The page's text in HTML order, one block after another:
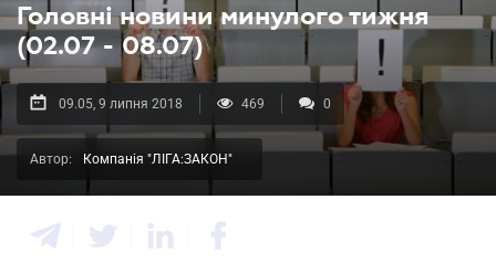
Головні новини минулого тижня
(02.07 - 08.07)
09.05, 9 липня 2018 469 0
Автор: Компанія "ЛІГА:ЗАКОН"